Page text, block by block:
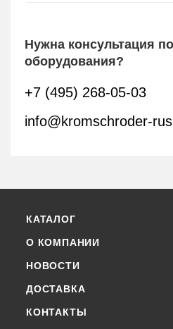
Нужна консультация
оборудования?
+7 (495) 268-05-03
info@kromschroder-
КАТАЛОГ
О КОМПАНИИ
НОВОСТИ
ДОСТАВКА
КОНТАКТЫ